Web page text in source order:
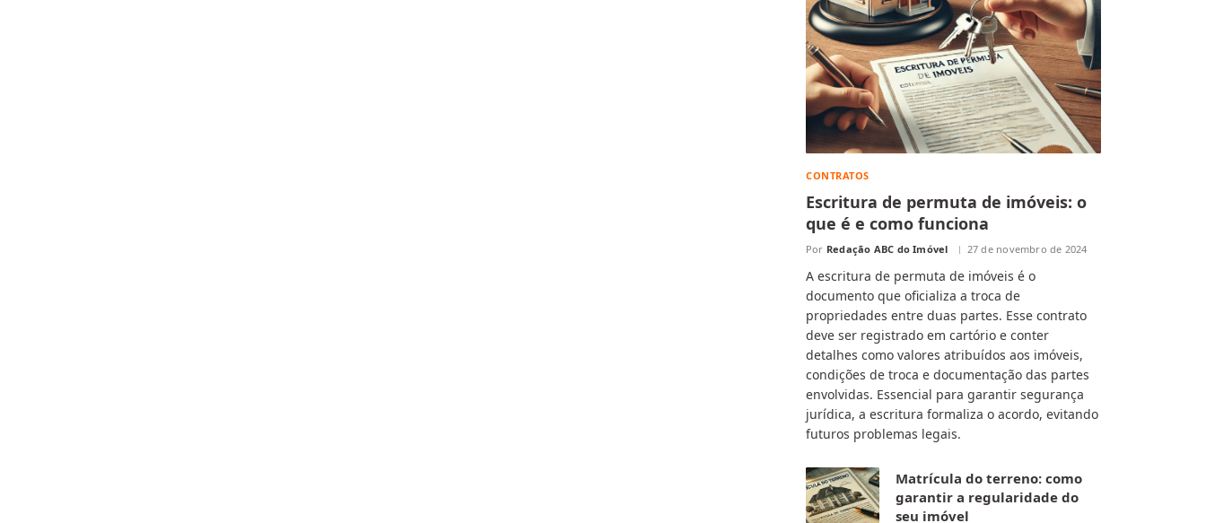
CONTRATOS
Escritura de permuta de imóveis: o
que é e como funciona
Por Redação ABC do Imóvel 27 de novembro de 2024
A escritura de permuta de imóveis é o
documento que oficializa a troca de
propriedades entre duas partes. Esse contrato
deve ser registrado em cartório e conter
detalhes como valores atribuídos aos imóveis,
condições de troca e documentação das partes
envolvidas. Essencial para garantir segurança
jurídica, a escritura formaliza o acordo, evitando
futuros problemas legais.
Matrícula do terreno: como
garantir a regularidade do
seu imóvel